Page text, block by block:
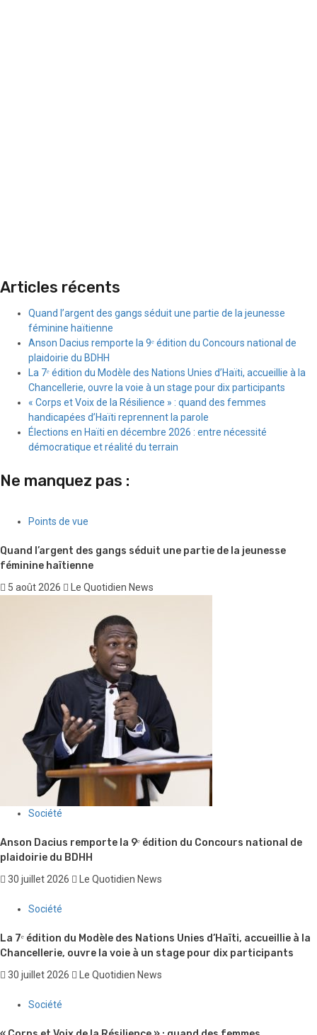
Articles récents
Quand l’argent des gangs séduit une partie de la jeunesse
féminine haïtienne
Anson Dacius remporte la 9ᵉ édition du Concours national de
plaidoirie du BDHH
La 7ᵉ édition du Modèle des Nations Unies d’Haïti, accueillie à la
Chancellerie, ouvre la voie à un stage pour dix participants
« Corps et Voix de la Résilience » : quand des femmes
handicapées d’Haïti reprennent la parole
Élections en Haïti en décembre 2026 : entre nécessité
démocratique et réalité du terrain
Ne manquez pas :
Points de vue
Quand l’argent des gangs séduit une partie de la jeunesse
féminine haïtienne
5 août 2026 Le Quotidien News
Société
Anson Dacius remporte la 9ᵉ édition du Concours national de
plaidoirie du BDHH
30 juillet 2026 Le Quotidien News
Société
La 7ᵉ édition du Modèle des Nations Unies d’Haïti, accueillie à la
Chancellerie, ouvre la voie à un stage pour dix participants
30 juillet 2026 Le Quotidien News
Société